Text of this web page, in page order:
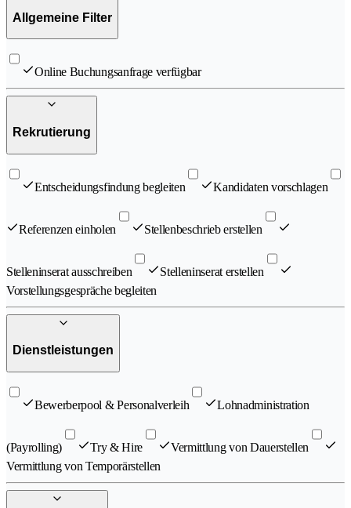
Allgemeine Filter
Online Buchungsanfrage verfügbar
Rekrutierung
Entscheidungsfindung begleiten Kandidaten vorschlagen
Referenzen einholen Stellenbeschrieb erstellen
Stelleninserat ausschreiben
Stelleninserat erstellen
Vorstellungsgespräche begleiten
Dienstleistungen
Bewerberpool & Personalverleih Lohnadministration
(Payrolling) Try & Hire
Vermittlung von Dauerstellen
Vermittlung von Temporärstellen